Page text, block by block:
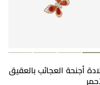
أجنحة العجائب بالعقيق